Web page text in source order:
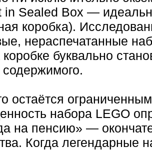
in Sealed Box —
коробка).
нераспечатанные
буквально
содержимого.
остаётся
набора LEGO
на пенсию» —
Когда легендарные